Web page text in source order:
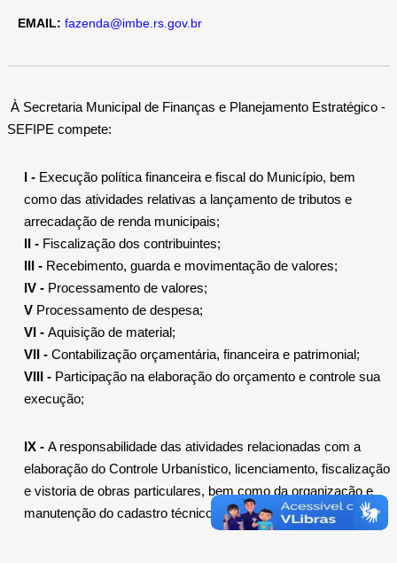
EMAIL: fazenda@imbe.rs.gov.br
À Secretaria Municipal de Finanças e Planejamento Estratégico -
SEFIPE compete:
I - Execução política financeira e fiscal do Município, bem
como das atividades relativas a lançamento de tributos e
arrecadação de renda municipais;
II - Fiscalização dos contribuintes;
III - Recebimento, guarda e movimentação de valores;
IV - Processamento de valores;
V Processamento de despesa;
VI - Aquisição de material;
VII - Contabilização orçamentária, financeira e patrimonial;
VIII - Participação na elaboração do orçamento e controle sua
execução;
IX - A responsabilidade das atividades relacionadas com a
elaboração do Controle Urbanístico, licenciamento, fiscalização
e vistoria de obras particulares, bem como da organização e
manutenção do cadastro técnico.